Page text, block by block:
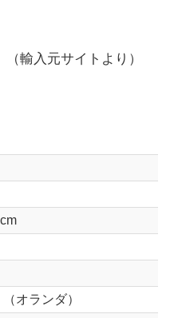
（輸入元サイトより）
オランダ）